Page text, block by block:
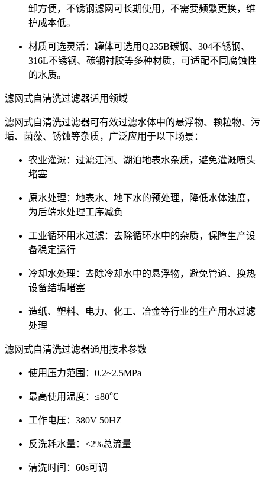
卸方便，不锈钢滤网可长期使用，不需要频繁更换，维
护成本低。
材质可选灵活：罐体可选用Q235B碳钢、304不锈钢、
316L不锈钢、碳钢衬胶等多种材质，可适配不同腐蚀性
的水质。
滤网式自清洗过滤器适用领域
滤网式自清洗过滤器可有效过滤水体中的悬浮物、颗粒物、污
垢、菌藻、锈蚀等杂质，广泛应用于以下场景：
农业灌溉：过滤江河、湖泊地表水杂质，避免灌溉喷头
堵塞
原水处理：地表水、地下水的预处理，降低水体浊度，
为后端水处理工序减负
工业循环用水过滤：去除循环水中的杂质，保障生产设
备稳定运行
冷却水处理：去除冷却水中的悬浮物，避免管道、换热
设备结垢堵塞
造纸、塑料、电力、化工、冶金等行业的生产用水过滤
处理
滤网式自清洗过滤器通用技术参数
使用压力范围：0.2~2.5MPa
最高使用温度：≤80℃
工作电压：380V 50HZ
反洗耗水量：≤2%总流量
清洗时间：60s可调